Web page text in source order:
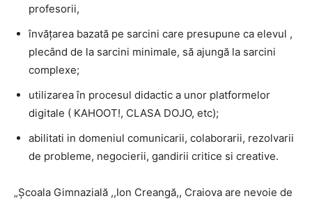
profesorii,
învățarea bazată pe sarcini care presupune ca elevul ,
plecând de la sarcini minimale, să ajungă la sarcini
complexe;
utilizarea în procesul didactic a unor platformelor
digitale ( KAHOOT!, CLASA DOJO, etc);
abilitati in domeniul comunicarii, colaborarii, rezolvarii
de probleme, negocierii, gandirii critice si creative.
„Școala Gimnazială ,,Ion Creangă,, Craiova are nevoie de